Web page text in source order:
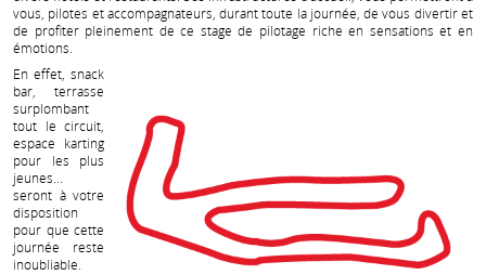
vous, pilotes et accompagnateurs, durant toute la journée, de vous divertir et
de profiter pleinement de ce stage de pilotage riche en sensations et en
émotions.
En effet, snack
bar, terrasse
surplombant
tout le circuit,
espace karting
pour les plus
jeunes...
seront à votre
disposition
pour que cette
journée reste
inoubliable.